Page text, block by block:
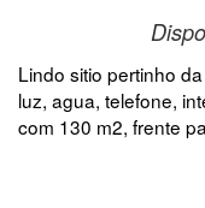
Lindo sitio pertinho
luz, agua, telefone,
com 130 m2, frente